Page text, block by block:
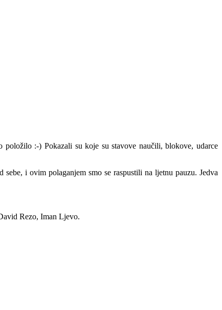
:-) Pokazali su koje su stavove naučili, blokove, udarce
i ovim polaganjem smo se raspustili na ljetnu pauzu. Jedva
Rezo, Iman Ljevo.